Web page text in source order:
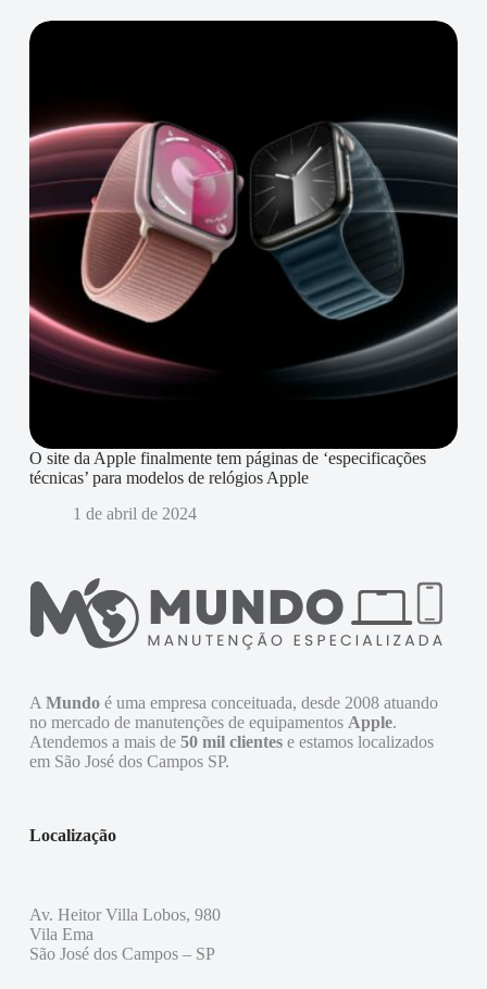
O site da Apple finalmente tem páginas de ‘especificações
técnicas’ para modelos de relógios Apple
1 de abril de 2024
A Mundoé uma empresa conceituada, desde 2008 atuando
no mercado de manutenções de equipamentos Apple.
Atendemos a mais de 50 mil clientese estamos localizados
em São José dos Campos SP.
Localização
Av. Heitor Villa Lobos, 980
Vila Ema
São José dos Campos – SP